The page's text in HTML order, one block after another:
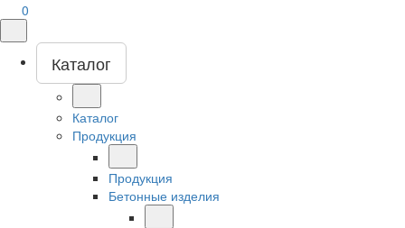
0
Каталог
Каталог
Продукция
Продукция
Бетонные изделия